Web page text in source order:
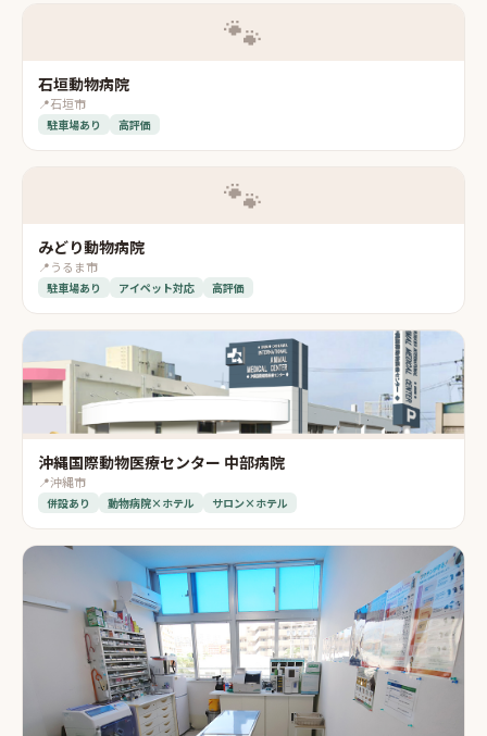
🐾
石垣動物病院
📍石垣市
駐車場あり 高評価
🐾
みどり動物病院
📍うるま市
駐車場あり アイペット対応 高評価
沖縄国際動物医療センター 中部病院
📍沖縄市
併設あり 動物病院×ホテル サロン×ホテル